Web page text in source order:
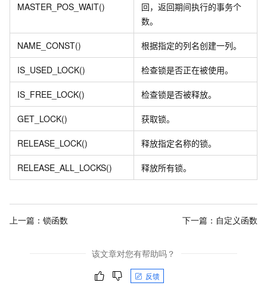
MASTER_POS_WAIT()
回，返回期间执行的事务个
数。
NAME_CONST() 根据指定的列名创建一列。
IS_USED_LOCK() 检查锁是否正在被使用。
IS_FREE_LOCK() 检查锁是否被释放。
GET_LOCK() 获取锁。
RELEASE_LOCK() 释放指定名称的锁。
RELEASE_ALL_LOCKS() 释放所有锁。
上一篇： 锁函数 下一篇： 自定义函数
该文章对您有帮助吗？
反馈